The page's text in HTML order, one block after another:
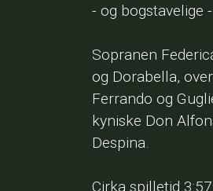
- og bogstavelige
Sopranen
og Dorabella,
Ferrando og
kyniske Don
Despina.
Cirka spilletid